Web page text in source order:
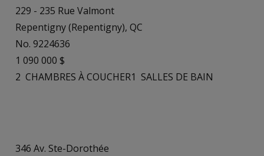
229 - 235 Rue Valmont
Repentigny (Repentigny), QC
No. 9224636
1 090 000 $
2 CHAMBRES À COUCHER1 SALLES DE BAIN
346 Av. Ste-Dorothée